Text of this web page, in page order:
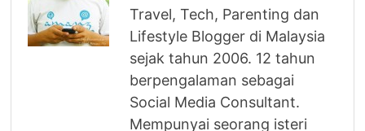
Travel, Tech, Parenting dan
Lifestyle Blogger di Malaysia
sejak tahun 2006. 12 tahun
berpengalaman sebagai
Social Media Consultant.
Mempunyai seorang isteri